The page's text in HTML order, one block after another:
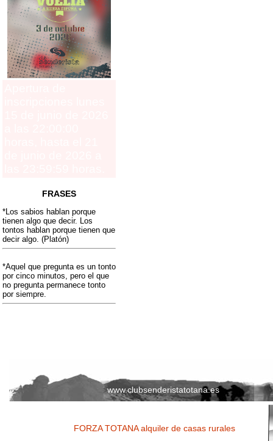
FRASES
*Los sabios hablan porque
tienen algo que decir. Los
tontos hablan porque tienen que
decir algo. (Platón)
*Aquel que pregunta es un tonto
por cinco minutos, pero el que
no pregunta permanece tonto
por siempre.
www.clubsenderistatotana.es
FORZA TOTANA alquiler de casas rurales